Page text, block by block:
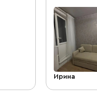
Ирина